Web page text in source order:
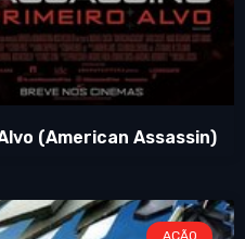
(American Assassin)